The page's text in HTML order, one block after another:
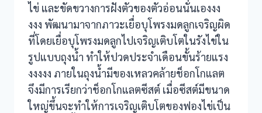
ไข่ และขัดขวางการฝังตัวของตัวอ่อนนั่นเองงง
งงง พัฒนามาจากภาวะเยื่อบุโพรงมดลูกเจริญผิด
ที่โดยเยื่อบุโพรงมดลูกไปเจริญเติบโตในรังไข่ใน
รูปแบบถุงน้ำ ทำให้ปวดประจำเดือนขั้นร้ายแรง
งงงงง ภายในถุงน้ำมีของเหลวคล้ายช็อกโกแลต
จึงมีการเรียกว่าช็อกโกแลตซีสต์ เมื่อซีสต์มีขนาด
ใหญ่ขึ้นจะทำให้การเจริญเติบโตของฟองไข่เป็น